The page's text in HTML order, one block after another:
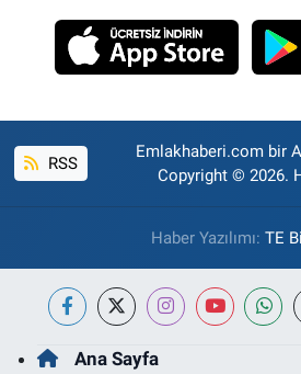
RSS
Emlakhaberi.com bir
Copyright © 2026.
Haber Yazılımı: TE
Ana Sayfa